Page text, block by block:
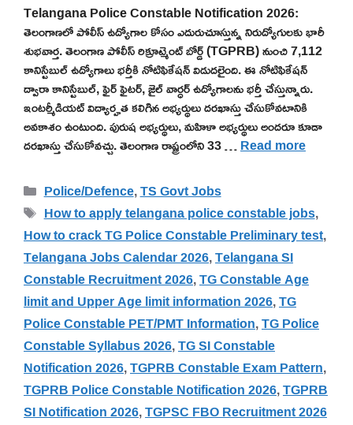
Telangana Police Constable Notification 2026:
తెలంగాణలో పోలీస్ ఉద్యోగాల కోసం ఎదురుచూస్తున్న నిరుద్యోగులకు భారీ
శుభవార్త. తెలంగాణ పోలీస్ రిక్రూట్మెంట్ బోర్డ్ (TGPRB) నుంచి 7,112
కానిస్టేబుల్ ఉద్యోగాలు భర్తీకి నోటిఫికేషన్ విడుదలైంది. ఈ నోటిఫికేషన్
ద్వారా కానిస్టేబుల్, ఫైర్ ఫైటర్, జైల్ వార్ధర్ ఉద్యోగాలను భర్తీ చేస్తున్నారు.
ఇంటర్మీడియట్ విద్యార్హత కలిగిన అభ్యర్థులు దరఖాస్తు చేసుకోవటానికి
అవకాశం ఉంటుంది. పురుష అభ్యర్థులు, మహిళా అభ్యర్థులు అందరూ కూడా
దరఖాస్తు చేసుకోవచ్చు. తెలంగాణ రాష్ట్రంలోని 33 …Read more
Categories
Police/Defence,TS Govt Jobs
Tags
How to apply telangana police constable jobs,
How to crack TG Police Constable Preliminary test,
Telangana Jobs Calendar 2026,Telangana SI
Constable Recruitment 2026,TG Constable Age
limit and Upper Age limit information 2026,TG
Police Constable PET/PMT Information,TG Police
Constable Syllabus 2026,TG SI Constable
Notification 2026,TGPRB Constable Exam Pattern,
TGPRB Police Constable Notification 2026,TGPRB
SI Notification 2026,TGPSC FBO Recruitment 2026